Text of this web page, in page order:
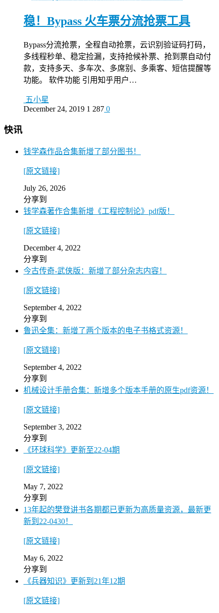
稳！Bypass 火车票分流抢票工具
Bypass分流抢票，全程自动抢票，云识别验证码打码，
多线程秒单、稳定捡漏，支持抢候补票、抢到票自动付
款，支持多天、多车次、多席别、多乘客、短信提醒等
功能。 软件功能 引用知乎用户…
五小星
December 24, 2019 1 287 0
快讯
钱学森作品合集新增了部分图书！
[原文链接]
July 26, 2026
分享到
钱学森著作合集新增《工程控制论》pdf版！
[原文链接]
December 4, 2022
分享到
今古传奇-武侠版：新增了部分杂志内容！
[原文链接]
September 4, 2022
分享到
鲁迅全集：新增了两个版本的电子书格式资源！
[原文链接]
September 4, 2022
分享到
机械设计手册合集：新增多个版本手册的原生pdf资源！
[原文链接]
September 3, 2022
分享到
《环球科学》更新至22-04期
[原文链接]
May 7, 2022
分享到
13年起的樊登讲书各期都已更新为高质量资源，最新更
新到22-0430！
[原文链接]
May 6, 2022
分享到
《兵器知识》更新到21年12期
[原文链接]